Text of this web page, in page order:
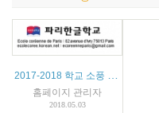
홈페이지 관리자
2018.05.03